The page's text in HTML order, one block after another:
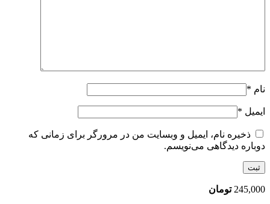
نام *
ایمیل *
ذخیره نام، ایمیل و وبسایت من در مرورگر برای زمانی که
دوباره دیدگاهی می‌نویسم.
245,000 تومان